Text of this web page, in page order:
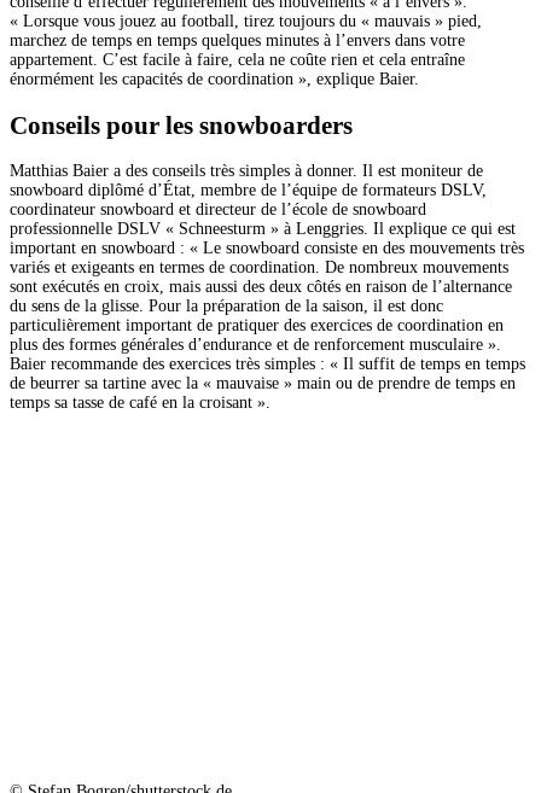
« Lorsque vous jouez au football, tirez toujours du « mauvais » pied,
marchez de temps en temps quelques minutes à l’envers dans votre
appartement. C’est facile à faire, cela ne coûte rien et cela entraîne
énormément les capacités de coordination », explique Baier.
Conseils pour les snowboarders
Matthias Baier a des conseils très simples à donner. Il est moniteur de
snowboard diplômé d’État, membre de l’équipe de formateurs DSLV,
coordinateur snowboard et directeur de l’école de snowboard
professionnelle DSLV « Schneesturm » à Lenggries. Il explique ce qui est
important en snowboard : « Le snowboard consiste en des mouvements très
variés et exigeants en termes de coordination. De nombreux mouvements
sont exécutés en croix, mais aussi des deux côtés en raison de l’alternance
du sens de la glisse. Pour la préparation de la saison, il est donc
particulièrement important de pratiquer des exercices de coordination en
plus des formes générales d’endurance et de renforcement musculaire ».
Baier recommande des exercices très simples : « Il suffit de temps en temps
de beurrer sa tartine avec la « mauvaise » main ou de prendre de temps en
temps sa tasse de café en la croisant ».